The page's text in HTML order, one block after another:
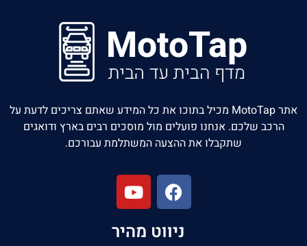
אתר MotoTap מכיל בתוכו את כל המידע שאתם צריכים לדעת על
הרכב שלכם. אנחנו פועלים מול מוסכים רבים בארץ ודואגים
שתקבלו את ההצעה המשתלמת עבורכם.
ניווט מהיר